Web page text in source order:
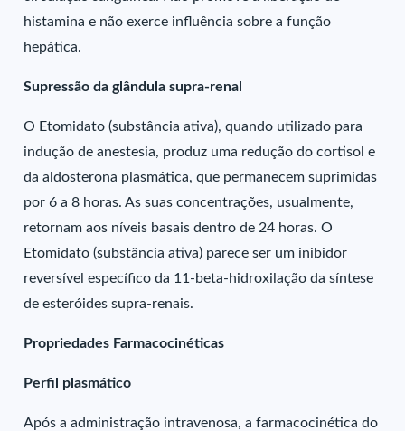
histamina e não exerce influência sobre a função
hepática.
Supressão da glândula supra-renal
O Etomidato (substância ativa), quando utilizado para
indução de anestesia, produz uma redução do cortisol e
da aldosterona plasmática, que permanecem suprimidas
por 6 a 8 horas. As suas concentrações, usualmente,
retornam aos níveis basais dentro de 24 horas. O
Etomidato (substância ativa) parece ser um inibidor
reversível específico da 11-beta-hidroxilação da síntese
de esteróides supra-renais.
Propriedades Farmacocinéticas
Perfil plasmático
Após a administração intravenosa, a farmacocinética do